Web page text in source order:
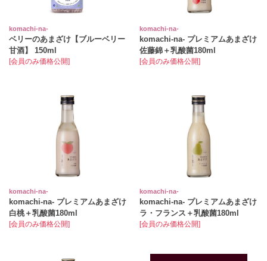
komachi‐na‐
ベリーのあまざけ【ブルーベリー
甘酒】 150ml
[会員のみ価格公開]
komachi‐na‐
komachi‐na‐ プレミアムあまざけ
佐藤錦＋乳酸菌180ml
[会員のみ価格公開]
komachi‐na‐
komachi‐na‐ プレミアムあまざけ
白桃＋乳酸菌180ml
[会員のみ価格公開]
komachi‐na‐
komachi‐na‐ プレミアムあまざけ
ラ・フランス＋乳酸菌180ml
[会員のみ価格公開]